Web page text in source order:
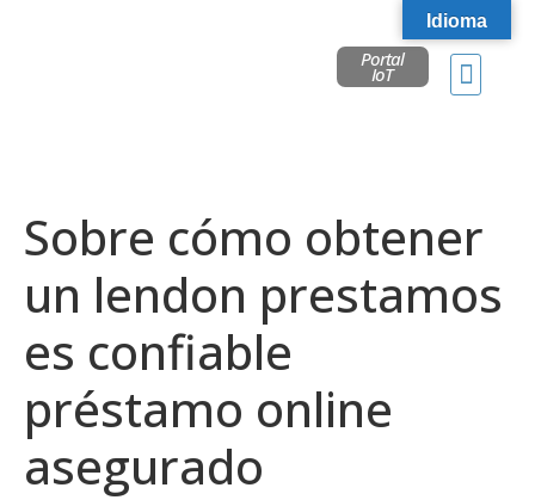
Portal
IoT
Sobre cómo obtener
un lendon prestamos
es confiable
préstamo online
asegurado
Idioma